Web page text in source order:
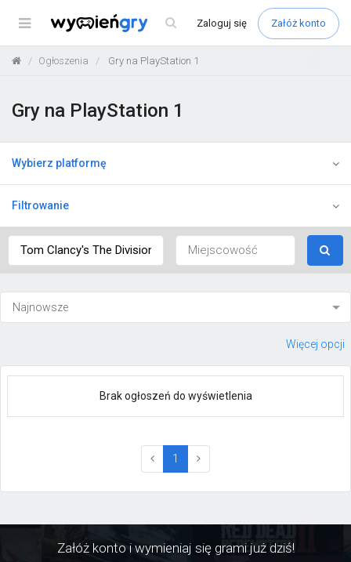
Menu Zaloguj się Załóż konto
Ogłoszenia Gry na PlayStation 1
Gry na PlayStation 1
Wybierz platformę
Filtrowanie
Więcej opcji
Brak ogłoszeń do wyświetlenia
1 (current)
Załóż konto i wymieniaj się grami już dziś!